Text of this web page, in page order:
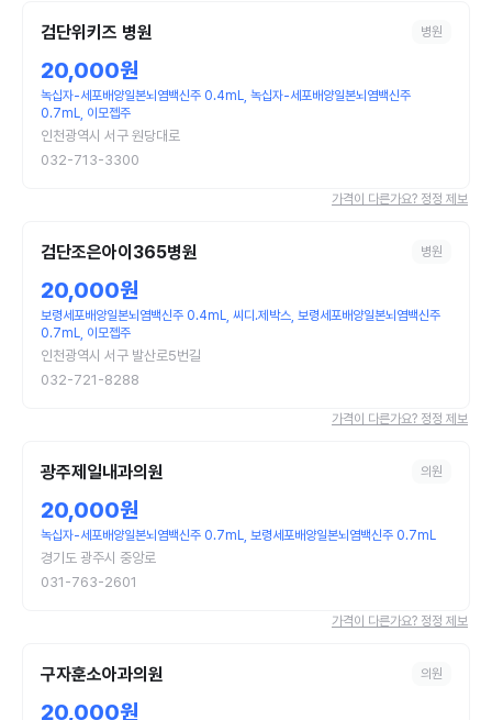
검단위키즈 병원 병원
20,000원
녹십자-세포배양일본뇌염백신주 0.4mL, 녹십자-세포배양일본뇌염백신주
0.7mL, 이모젭주
인천광역시 서구 원당대로
032-713-3300
가격이 다른가요? 정정 제보
검단조은아이365병원 병원
20,000원
보령세포배양일본뇌염백신주 0.4mL, 씨디.제박스, 보령세포배양일본뇌염백신주
0.7mL, 이모젭주
인천광역시 서구 발산로5번길
032-721-8288
가격이 다른가요? 정정 제보
광주제일내과의원 의원
20,000원
녹십자-세포배양일본뇌염백신주 0.7mL, 보령세포배양일본뇌염백신주 0.7mL
경기도 광주시 중앙로
031-763-2601
가격이 다른가요? 정정 제보
구자훈소아과의원 의원
20,000원